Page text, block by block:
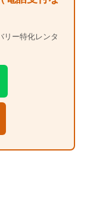
リー特化レンタ